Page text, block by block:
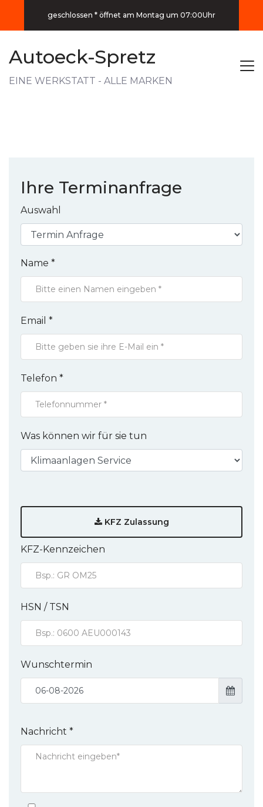
geschlossen * öffnet am Montag um 07:00Uhr
Autoeck-Spretz
EINE WERKSTATT - ALLE MARKEN
Ihre Terminanfrage
Auswahl
Name *
Email *
Telefon *
Was können wir für sie tun
KFZ Zulassung
KFZ-Kennzeichen
HSN / TSN
Wunschtermin
Nachricht *